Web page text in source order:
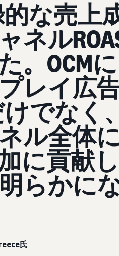
な売上
ネル
。OCMに
レイ広
でなく、
ル全体に
に貢献し
らかに
氏